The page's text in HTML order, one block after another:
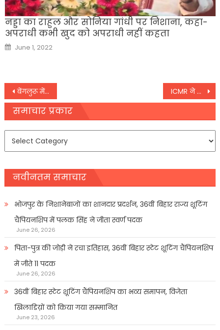
नड्डा का राहुल और सोनिया गांधी पर निशाना, कहा-
अपराधी कभी खुद को अपराधी नहीं कहता
Posted
on
June 1, 2022
Post
navigation
बेंगलुरू में कोरोना मरीजों के लिए देखभाल केंद्र बनाएगी वायुसेना, ICU बेड भी होगा इंतजाम ICMR ने जारी की एडवाइजरी, एक बार पॉजिटिव होने के बाद RT-PCR टेस्ट की नहीं जरूरत
समाचार प्रकार
समाचार
नवीनतम समाचार
भोजपुर के निशानेबाजों का शानदार प्रदर्शन, 36वीं बिहार राज्य शूटिंग
चैंपियनशिप में पलक सिंह ने जीता स्वर्ण पदक
June 26, 2026
पिता-पुत्र की जोड़ी ने रचा इतिहास, 36वीं बिहार स्टेट शूटिंग चैंपियनशिप
में जीते 11 पदक
June 26, 2026
36वीं बिहार स्टेट शूटिंग चैंपियनशिप का भव्य समापन, विजेता
खिलाडिय़ों को किया गया सम्मानित
June 23, 2026